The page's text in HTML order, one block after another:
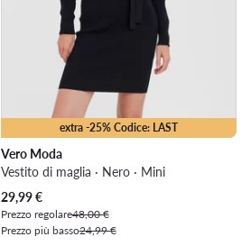
extra -25% Codice: LAST
Vero Moda
Vestito di maglia · Nero · Mini
Prezzo attuale
29,99€
Prezzo regolare48,00 €
Prezzo più basso24,99 €